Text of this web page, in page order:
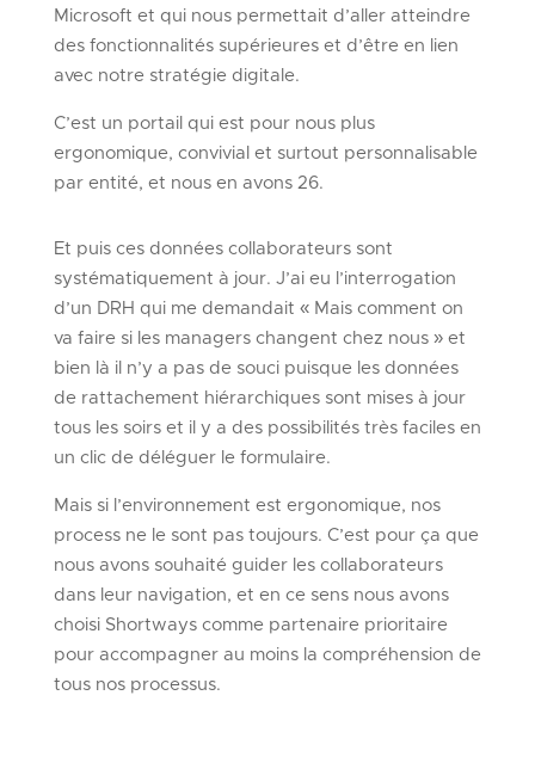
Microsoft et qui nous permettait d’aller atteindre
des fonctionnalités supérieures et d’être en lien
avec notre stratégie digitale.
C’est un portail qui est pour nous plus
ergonomique, convivial et surtout personnalisable
par entité, et nous en avons 26.
Et puis ces données collaborateurs sont
systématiquement à jour. J’ai eu l’interrogation
d’un DRH qui me demandait « Mais comment on
va faire si les managers changent chez nous » et
bien là il n’y a pas de souci puisque les données
de rattachement hiérarchiques sont mises à jour
tous les soirs et il y a des possibilités très faciles en
un clic de déléguer le formulaire.
Mais si l’environnement est ergonomique, nos
process ne le sont pas toujours. C’est pour ça que
nous avons souhaité guider les collaborateurs
dans leur navigation, et en ce sens nous avons
choisi Shortways comme partenaire prioritaire
pour accompagner au moins la compréhension de
tous nos processus.